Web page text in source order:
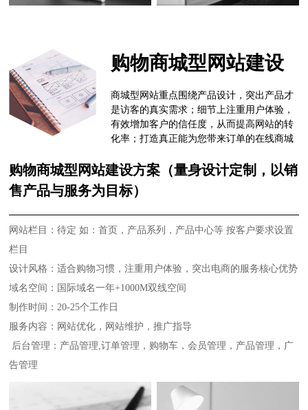
购物商城型网站建设
商城型网站重点围绕产品设计，突出产品才
是访客的真实需求；细节上注重用户体验，
有效增加客户的信任度，从而提高网站的转
化率；打造真正能为您带来订单的在线商城
购物商城型网站建设方案（量身设计定制，以销
售产品与服务为目标）
网站栏目：待定 如：首页，产品系列，产品中心等 按客户要求设置
栏目
设计风格：适合购物习惯，注重用户体验，突出电商的服务核心优势
域名空间：国际域名一年+1000M双线空间
制作时间：20-25个工作日
服务内容：网站优化，网站维护，推广指导
后台管理：产品管理,订单管理，购物车，会员管理，产品管理，广
告管理